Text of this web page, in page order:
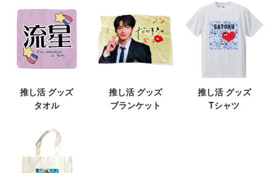
推し活 グッズ
タオル
推し活 グッズ
ブランケット
推し活 グッズ
Tシャツ